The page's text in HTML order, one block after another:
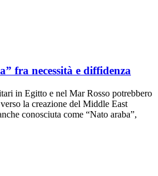
fra necessità e diffidenza
in Egitto e nel Mar Rosso potrebbero
la creazione del Middle East
conosciuta come “Nato araba”,